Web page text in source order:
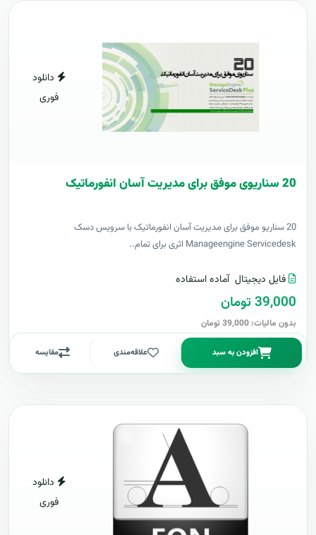
دانلود
فوری
20 سناریوی موفق برای مدیریت آسان انفورماتیک
20 سناریو موفق برای مدیریت آسان انفورماتیک با سرویس دسک
Manageengine Servicedesk اثری برای تمام..
فایل دیجیتال آماده استفاده
39,000 تومان
بدون مالیات: 39,000 تومان
افزودن به سبد علاقه‌مندی مقایسه
دانلود
فوری